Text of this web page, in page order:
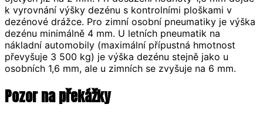
k vyrovnání výšky dezénu s kontrolními ploškami v
dezénové drážce. Pro zimní osobní pneumatiky je výška
dezénu minimálně 4 mm. U letních pneumatik na
nákladní automobily (maximální přípustná hmotnost
převyšuje 3 500 kg) je výška dezénu stejně jako u
osobních 1,6 mm, ale u zimních se zvyšuje na 6 mm.
Pozor na překážky